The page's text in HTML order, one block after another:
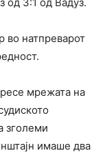
во натпреварот
мрежата на
зголеми
имаше два